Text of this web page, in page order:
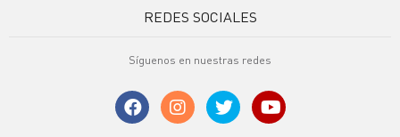
REDES SOCIALES
Síguenos en nuestras redes